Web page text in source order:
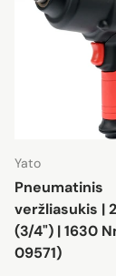
Yato
Pneumatinis
veržliasukis |
(3/4") | 1630
09571)